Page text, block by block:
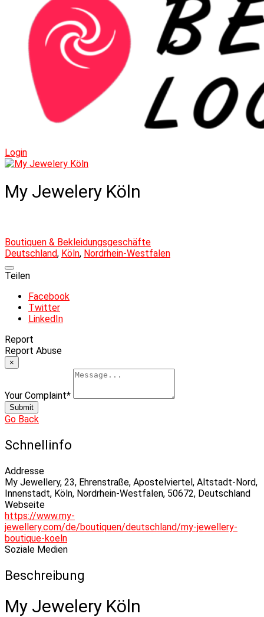
content
Login
My Jewelery Köln
Boutiquen & Bekleidungsgeschäfte
Deutschland, Köln, Nordrhein-Westfalen
Teilen
Facebook
Twitter
LinkedIn
Report
Report Abuse
×
Your Complaint*
Submit
Go Back
Schnellinfo
Addresse
My Jewellery, 23, Ehrenstraße, Apostelviertel, Altstadt-Nord,
Innenstadt, Köln, Nordrhein-Westfalen, 50672, Deutschland
Webseite
https://www.my-
jewellery.com/de/boutiquen/deutschland/my-jewellery-
boutique-koeln
Soziale Medien
Beschreibung
My Jewelery Köln